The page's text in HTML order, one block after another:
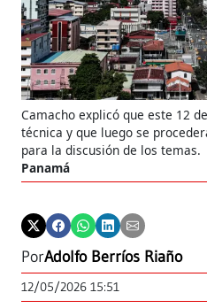
Camacho explicó que este 12
técnica y que luego se
para la discusión de los temas.
Panamá
PorAdolfo Berríos Riaño
12/05/2026 15:51